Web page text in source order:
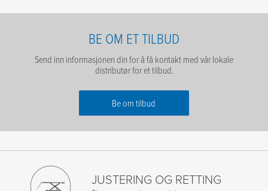
BE OM ET TILBUD
Send inn informasjonen din for å få kontakt med vår lokale
distributør for et tilbud.
Be om tilbud
Etternavn*
JUSTERING OG RETTING